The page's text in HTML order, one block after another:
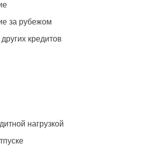
за рубежом
кредитов
нагрузкой